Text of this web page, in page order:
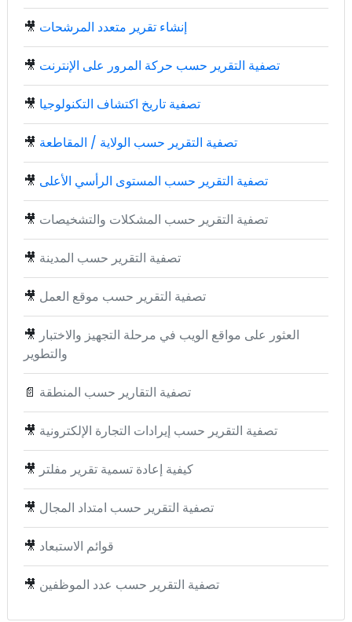
🎥 إنشاء تقرير متعدد المرشحات
🎥 تصفية التقرير حسب حركة المرور على الإنترنت
🎥 تصفية تاريخ اكتشاف التكنولوجيا
🎥 تصفية التقرير حسب الولاية / المقاطعة
🎥 تصفية التقرير حسب المستوى الرأسي الأعلى
🎥 تصفية التقرير حسب المشكلات والتشخيصات
🎥 تصفية التقرير حسب المدينة
🎥 تصفية التقرير حسب موقع العمل
🎥 العثور على مواقع الويب في مرحلة التجهيز والاختبار
والتطوير
📄 تصفية التقارير حسب المنطقة
🎥 تصفية التقرير حسب إيرادات التجارة الإلكترونية
🎥 كيفية إعادة تسمية تقرير مفلتر
🎥 تصفية التقرير حسب امتداد المجال
🎥 قوائم الاستبعاد
🎥 تصفية التقرير حسب عدد الموظفين